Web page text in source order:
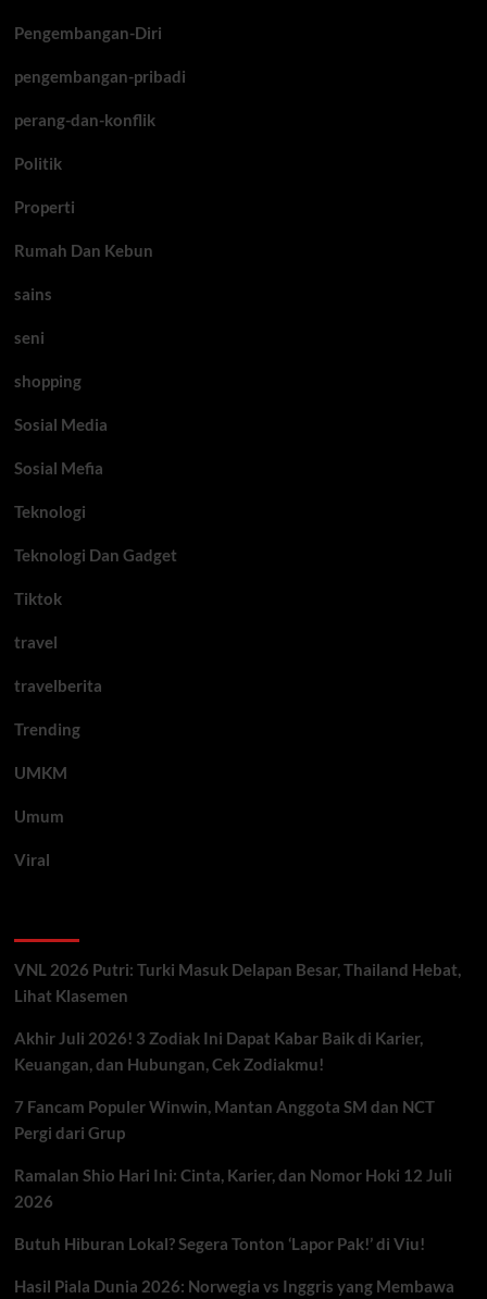
Pengembangan-Diri
pengembangan-pribadi
perang-dan-konflik
Politik
Properti
Rumah Dan Kebun
sains
seni
shopping
Sosial Media
Sosial Mefia
Teknologi
Teknologi Dan Gadget
Tiktok
travel
travelberita
Trending
UMKM
Umum
Viral
VNL 2026 Putri: Turki Masuk Delapan Besar, Thailand Hebat,
Lihat Klasemen
Akhir Juli 2026! 3 Zodiak Ini Dapat Kabar Baik di Karier,
Keuangan, dan Hubungan, Cek Zodiakmu!
7 Fancam Populer Winwin, Mantan Anggota SM dan NCT
Pergi dari Grup
Ramalan Shio Hari Ini: Cinta, Karier, dan Nomor Hoki 12 Juli
2026
Butuh Hiburan Lokal? Segera Tonton ‘Lapor Pak!’ di Viu!
Hasil Piala Dunia 2026: Norwegia vs Inggris yang Membawa